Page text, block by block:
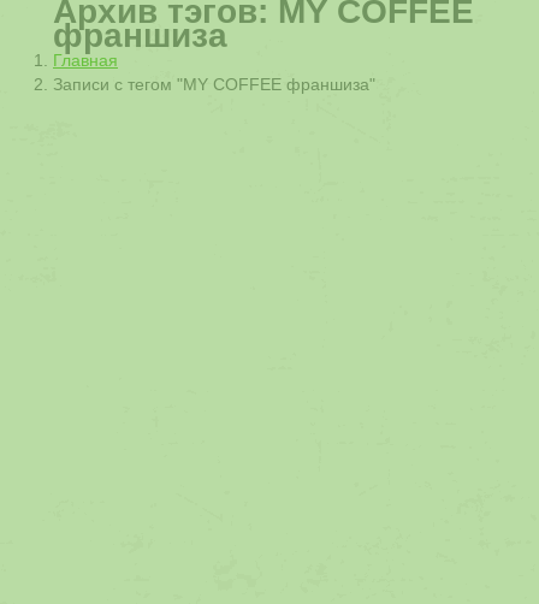
Архив тэгов: MY COFFEE
франшиза
Вы здесь:
Главная
Записи с тегом "MY COFFEE франшиза"